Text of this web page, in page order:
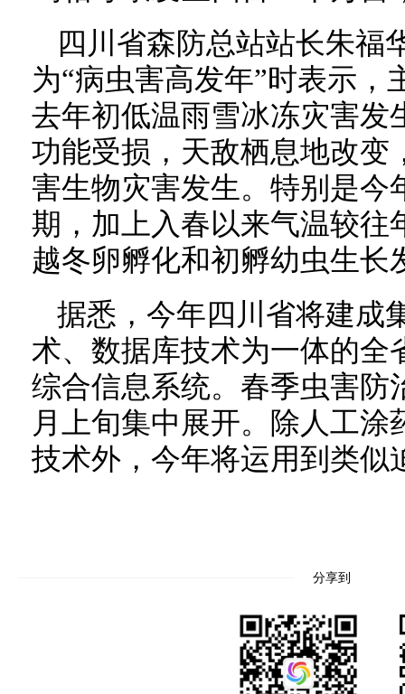
四川省森防总站站长朱福
为“病虫害高发年”时表示，
去年初低温雨雪冰冻灾害发
功能受损，天敌栖息地改变
害生物灾害发生。特别是今
期，加上入春以来气温较往
越冬卵孵化和初孵幼虫生长
据悉，今年四川省将建成
术、数据库技术为一体的全
综合信息系统。春季虫害防
月上旬集中展开。除人工
技术外，今年将运用到类似
分享到